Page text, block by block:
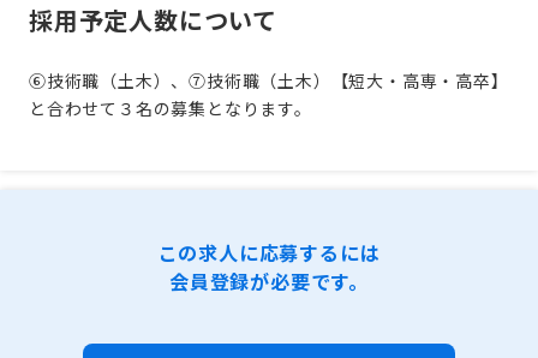
採用予定人数について
⑥技術職（土木）、⑦技術職（土木）【短大・高専・高卒】
と合わせて３名の募集となります。
この求人に応募するには
会員登録が必要です。